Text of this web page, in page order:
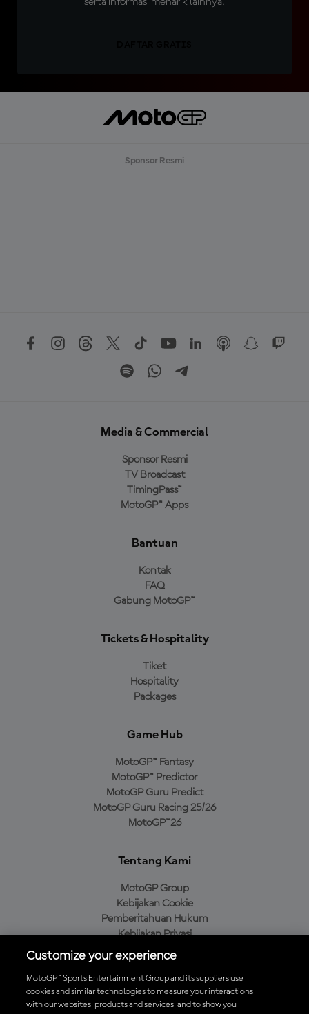
Sponsor Resmi
Media & Commercial
Sponsor Resmi
TV Broadcast
TimingPass™
MotoGP™ Apps
Bantuan
Kontak
FAQ
Gabung MotoGP™
Tickets & Hospitality
Tiket
Hospitality
Packages
Game Hub
MotoGP™ Fantasy
MotoGP™ Predictor
MotoGP Guru Predict
MotoGP Guru Racing 25/26
MotoGP™26
Tentang Kami
MotoGP Group
Kebijakan Cookie
Pemberitahuan Hukum
Kebijakan Privasi
Kebijakan Pembelian
Unduh Aplikasi Resmi MotoGP™
Customize your experience
MotoGP™ Sports Entertainment Group and its suppliers use
cookies and similar technologies to measure your interactions
with our websites, products and services, and to show you